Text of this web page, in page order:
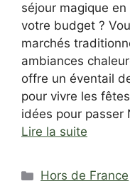
séjour magique
votre budget ?
marchés
ambiances
offre un éventail
pour vivre les
idées pour passer
Lire la suite
Catégories
Hors de France